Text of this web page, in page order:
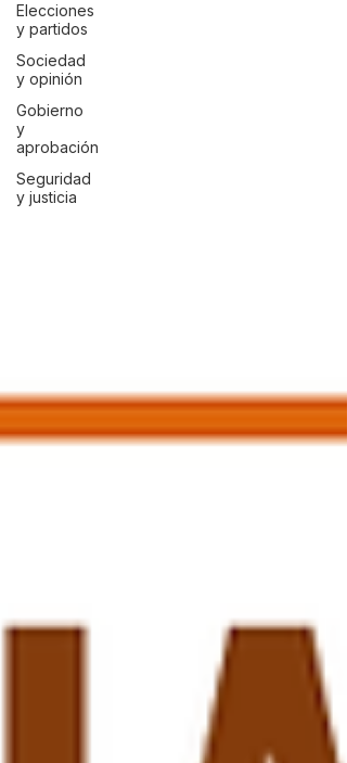
Elecciones
y partidos
Sociedad
y opinión
Gobierno
y
aprobación
Seguridad
y justicia